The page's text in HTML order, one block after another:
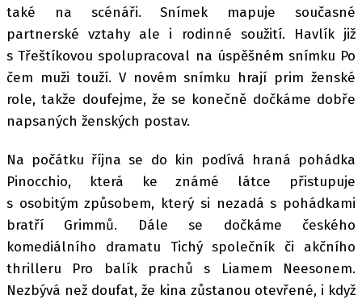
také na scénáři. Snímek mapuje současné
partnerské vztahy ale i rodinné soužití. Havlík již
s Třeštíkovou spolupracoval na úspěšném snímku Po
čem muži touží. V novém snímku hrají prim ženské
role, takže doufejme, že se konečně dočkáme dobře
napsaných ženských postav.
Na počátku října se do kin podívá hraná pohádka
Pinocchio, která ke známé látce přistupuje
s osobitým způsobem, který si nezadá s pohádkami
bratří Grimmů. Dále se dočkáme českého
komediálního dramatu Tichý společník či akčního
thrilleru Pro balík prachů s Liamem Neesonem.
Nezbývá než doufat, že kina zůstanou otevřené, i když